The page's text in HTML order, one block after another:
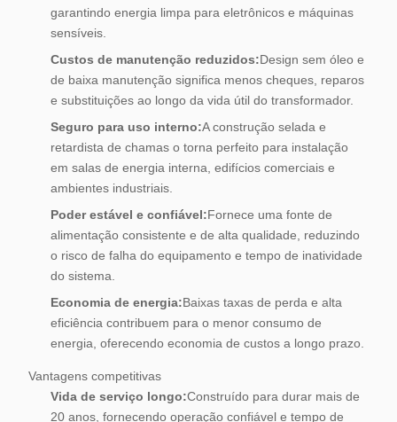
garantindo energia limpa para eletrônicos e máquinas
sensíveis.
Custos de manutenção reduzidos:Design sem óleo e
de baixa manutenção significa menos cheques, reparos
e substituições ao longo da vida útil do transformador.
Seguro para uso interno:A construção selada e
retardista de chamas o torna perfeito para instalação
em salas de energia interna, edifícios comerciais e
ambientes industriais.
Poder estável e confiável:Fornece uma fonte de
alimentação consistente e de alta qualidade, reduzindo
o risco de falha do equipamento e tempo de inatividade
do sistema.
Economia de energia:Baixas taxas de perda e alta
eficiência contribuem para o menor consumo de
energia, oferecendo economia de custos a longo prazo.
Vantagens competitivas
Vida de serviço longo:Construído para durar mais de
20 anos, fornecendo operação confiável e tempo de